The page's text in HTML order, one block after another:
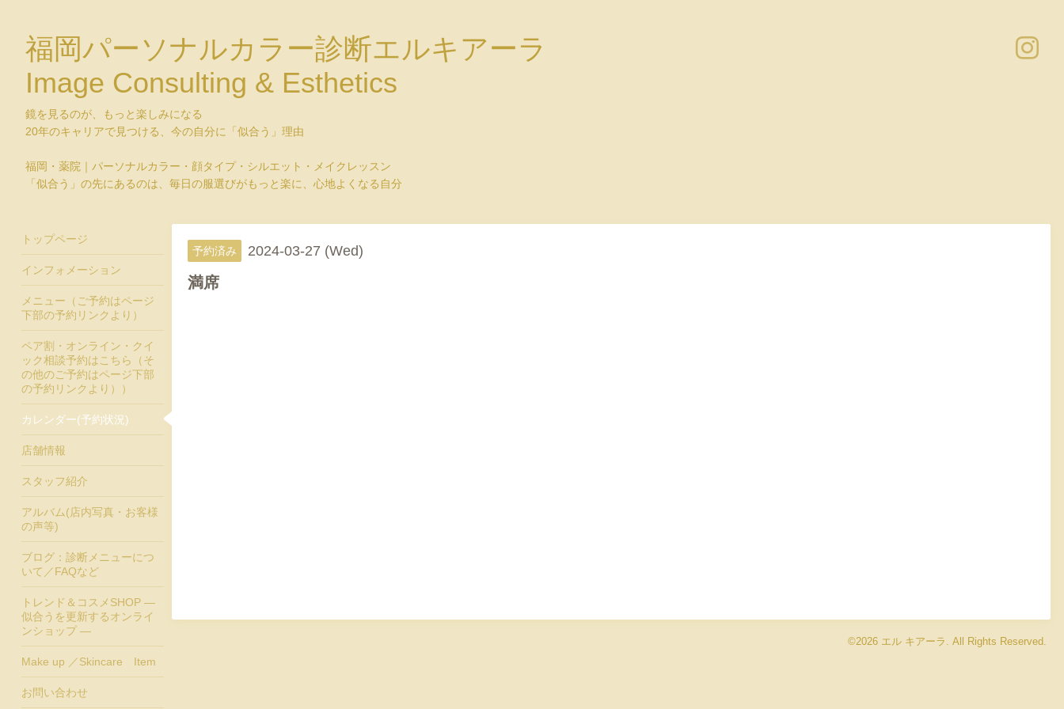
福岡パーソナルカラー診断エルキアーラ
Image Consulting & Esthetics
鏡を見るのが、もっと楽しみになる
20年のキャリアで見つける、今の自分に「似合う」理由
福岡・薬院｜パーソナルカラー・顔タイプ・シルエット・メイクレッスン
「似合う」の先にあるのは、毎日の服選びがもっと楽に、心地よくなる自分
予約済み 2024-03-27 (Wed)
満席
©2026 エル キアーラ . All Rights Reserved.
トップページ
インフォメーション
メニュー（ご予約はページ
下部の予約リンクより）
ペア割・オンライン・クイ
ック相談予約はこちら（そ
の他のご予約はページ下部
の予約リンクより））
カレンダー(予約状況)
店舗情報
スタッフ紹介
アルバム(店内写真・お客様
の声等)
ブログ：診断メニューにつ
いて／FAQなど
トレンド＆コスメSHOP ―
似合うを更新するオンライ
ンショップ ―
Make up ／Skincare Item
お問い合わせ